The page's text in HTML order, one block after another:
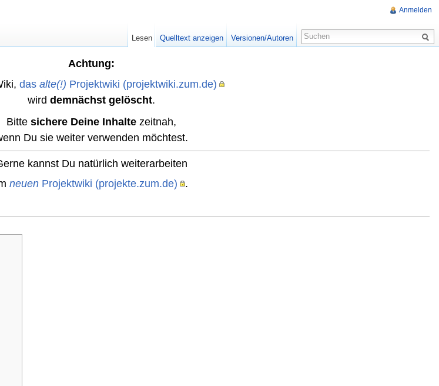
Achtung:
das alte(!) Projektwiki (projektwiki.zum.de)
wird demnächst gelöscht.
Bitte sichere Deine Inhalte zeitnah,
Du sie weiter verwenden möchtest.
kannst Du natürlich weiterarbeiten
neuenProjektwiki (projekte.zum.de) .
Anmelden
Lesen Quelltext anzeigen Versionen/Autoren